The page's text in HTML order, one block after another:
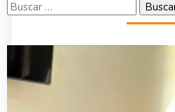
Buscar: